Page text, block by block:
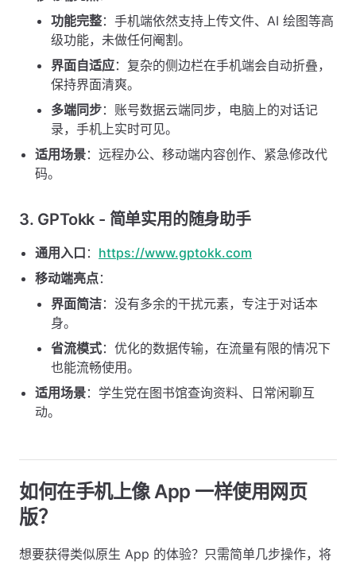
功能完整：手机端依然支持上传文件、AI 绘图等高
级功能，未做任何阉割。
界面自适应：复杂的侧边栏在手机端会自动折叠，
保持界面清爽。
多端同步：账号数据云端同步，电脑上的对话记
录，手机上实时可见。
适用场景：远程办公、移动端内容创作、紧急修改代
码。
3. GPTokk - 简单实用的随身助手
通用入口 ： https://www.gptokk.com
移动端亮点：
界面简洁：没有多余的干扰元素，专注于对话本
身。
省流模式：优化的数据传输，在流量有限的情况下
也能流畅使用。
适用场景：学生党在图书馆查询资料、日常闲聊互
动。
如何在手机上像 App 一样使用网页
版？
想要获得类似原生 App 的体验？只需简单几步操作，将